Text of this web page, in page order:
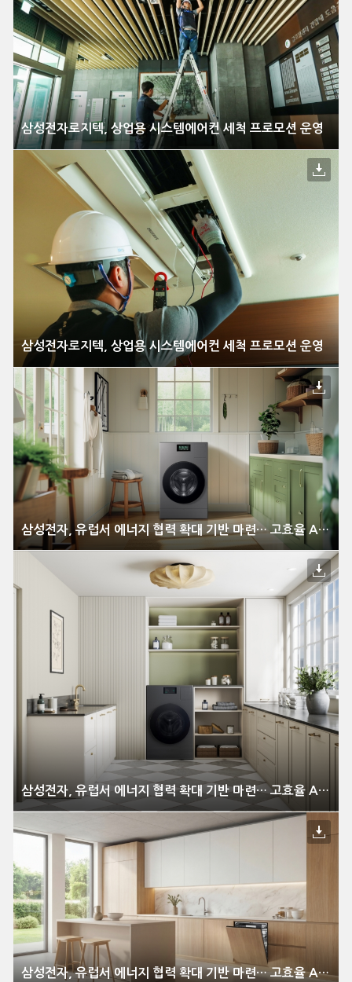
삼성전자로지텍, 상업용 시스템에어컨 세척 프로모션 운영
삼성전자로지텍, 상업용 시스템에어컨 세척 프로모션 운영
삼성전자, 유럽서 에너지 협력 확대 기반 마련… 고효율 AI 가전 리더십 강화
삼성전자, 유럽서 에너지 협력 확대 기반 마련… 고효율 AI 가전 리더십 강화
삼성전자, 유럽서 에너지 협력 확대 기반 마련… 고효율 AI 가전 리더십 강화